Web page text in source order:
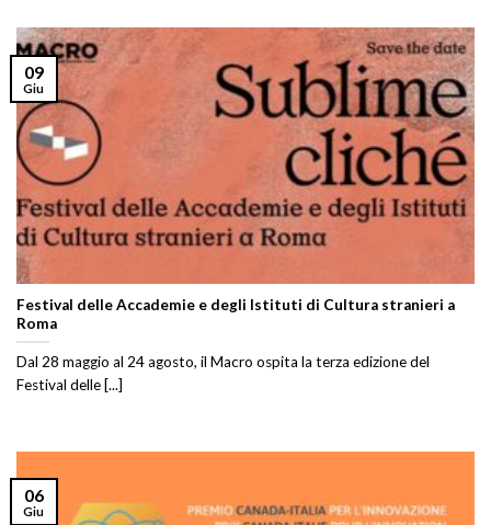
Festival delle Accademie e degli Istituti di Cultura stranieri a
Roma
Dal 28 maggio al 24 agosto, il Macro ospita la terza edizione del
Festival delle [...]
09
Giu
06
Giu